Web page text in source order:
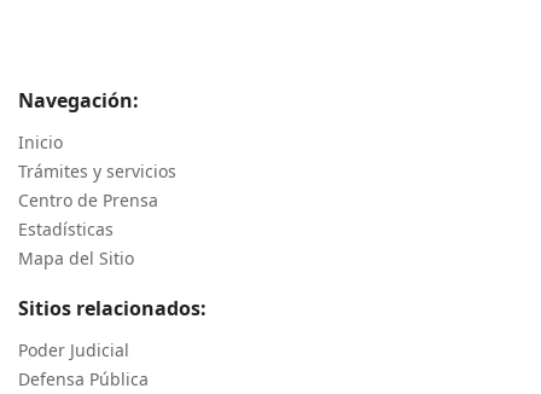
Navegación:
Inicio
Trámites y servicios
Centro de Prensa
Estadísticas
Mapa del Sitio
Sitios relacionados:
Poder Judicial
Defensa Pública